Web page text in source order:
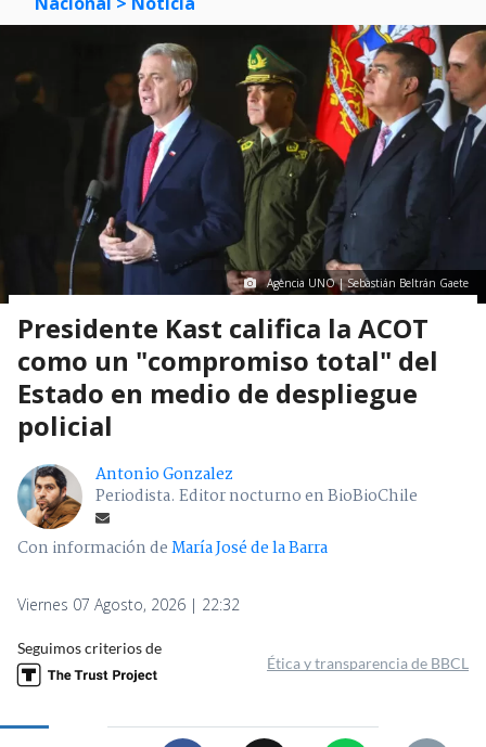
Agencia UNO | Sebastián Beltrán Gaete
Presidente Kast califica la ACOT
como un "compromiso total" del
Estado en medio de despliegue
policial
Antonio Gonzalez
Periodista. Editor nocturno en BioBioChile
Con información deMaría José de la Barra
Viernes 07 Agosto, 2026 | 22:32
Seguimos criterios de
Ética y transparencia de BBCL